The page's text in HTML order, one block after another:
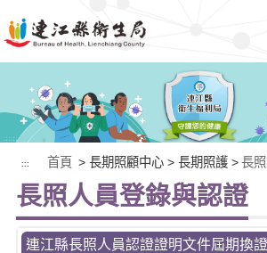
::: 首頁 > 長期照顧中心 > 長期照護 > 長
長照人員登錄與認證
連江縣長照人員認證證明文件屆期換